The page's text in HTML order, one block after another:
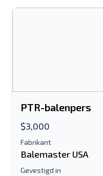
Mobiel
PTR-balenpers
$3,000
Fabrikant
Balemaster USA
Gevestigd in